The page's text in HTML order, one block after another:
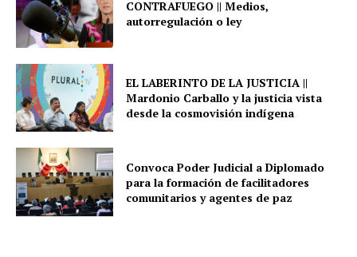
CONTRAFUEGO || Medios,
autorregulación o ley
EL LABERINTO DE LA JUSTICIA ||
Mardonio Carballo y la justicia vista
desde la cosmovisión indígena
Convoca Poder Judicial a Diplomado
para la formación de facilitadores
comunitarios y agentes de paz